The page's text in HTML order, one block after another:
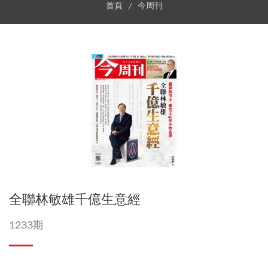
首頁 今周刊
全聯林敏雄千億生意經
1233期